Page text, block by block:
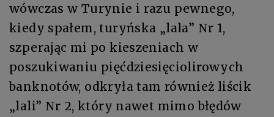
wówczas w Turynie i razu pewnego,
kiedy spałem, turyńska „lala” Nr 1,
szperając mi po kieszeniach w
poszukiwaniu pięćdziesięciolirowych
banknotów, odkryła tam również liścik
„lali” Nr 2, który nawet mimo błędów